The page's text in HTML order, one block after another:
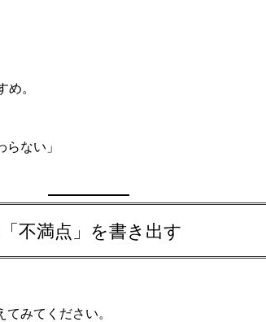
め。
らない」
不満点」を書き出す
みてください。